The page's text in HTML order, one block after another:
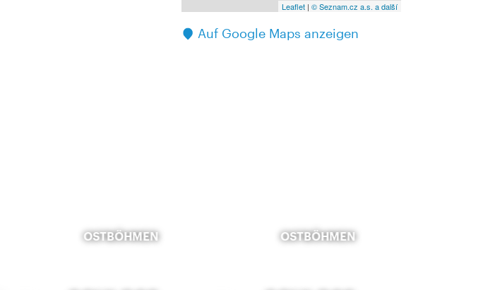
Leaflet| © Seznam.cz a.s. a další
Auf Google Maps anzeigen
OSTBÖHMEN OSTBÖHMEN